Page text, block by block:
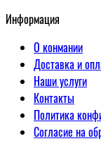
Информация
О конмании
Доставка и
Наши услуги
Контакты
Политика
Согласие на